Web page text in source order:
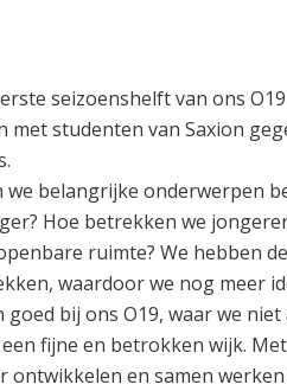
seizoenshelft van ons
met studenten van Saxion
we belangrijke onderwerpen
Hoe betrekken we
ruimte? We hebben
waardoor we nog meer
goed bij ons O19, waar we
fijne en betrokken wijk.
ontwikkelen en samen